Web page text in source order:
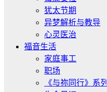
犹太节期
异梦解析与教导
心灵医治
福音生活
家庭事工
职场
《与祢同行》系列